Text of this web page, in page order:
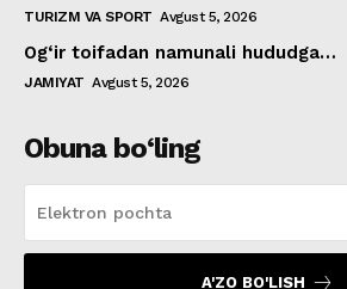
TURIZM VA SPORT Avgust 5, 2026
Og‘ir toifadan namunali hududga…
JAMIYAT Avgust 5, 2026
Obuna bo‘ling
A'ZO BO'LISH